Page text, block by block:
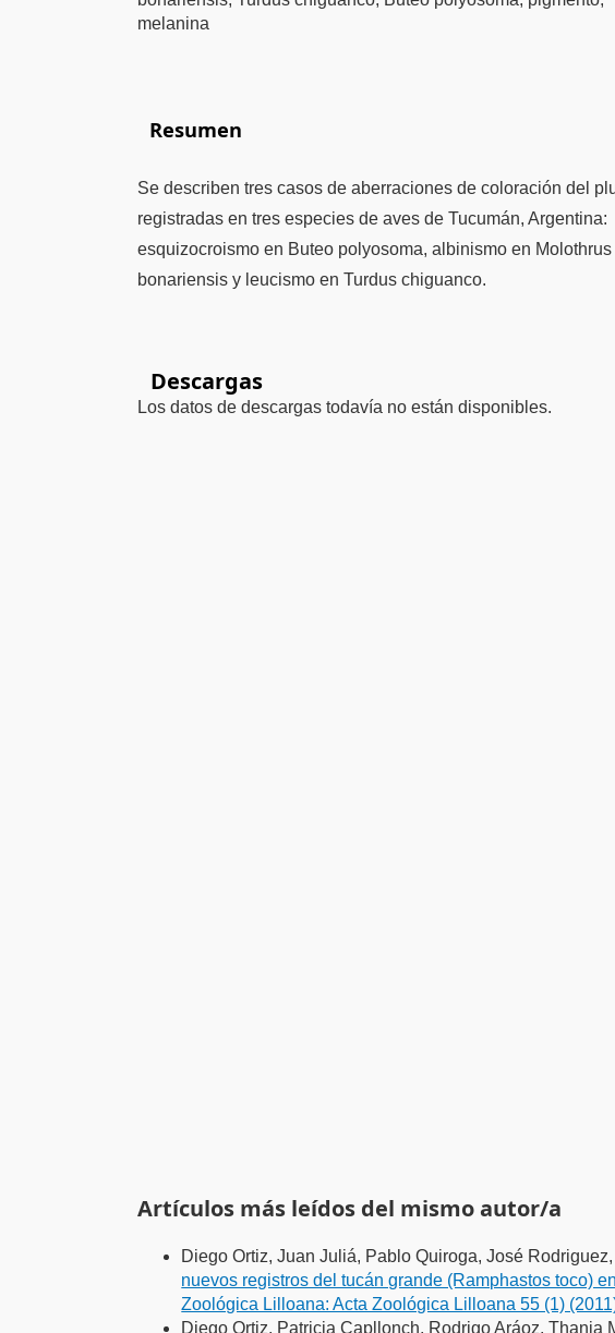
melanina
Resumen
Se describen tres casos de aberraciones de coloración del
registradas en tres especies de aves de Tucumán, Argentina:
esquizocroismo en Buteo polyosoma, albinismo en Molothrus
bonariensis y leucismo en Turdus chiguanco.
Descargas
Los datos de descargas todavía no están disponibles.
Artículos más leídos del mismo autor/a
Diego Ortiz, Juan Juliá, Pablo Quiroga, José Rodriguez,
nuevos registros del tucán grande (Ramphastos toco)
Zoológica Lilloana: Acta Zoológica Lilloana 55 (1)
Diego Ortiz, Patricia Capllonch, Rodrigo Aráoz, Thania